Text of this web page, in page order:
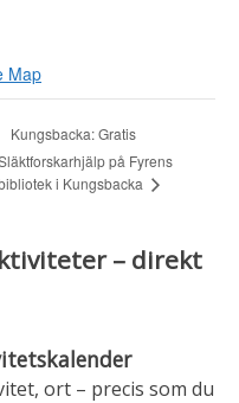
Map
Kungsbacka: Gratis
på Fyrens
i Kungsbacka
– direkt
ort – precis som du